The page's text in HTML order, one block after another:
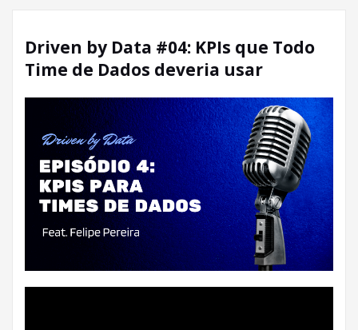
Driven by Data #04: KPIs que Todo
Time de Dados deveria usar